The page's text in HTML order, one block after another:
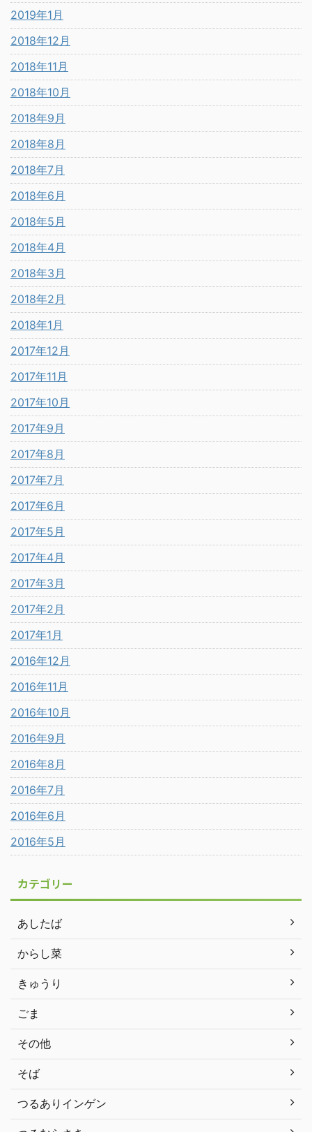
2019年1月
2018年12月
2018年11月
2018年10月
2018年9月
2018年8月
2018年7月
2018年6月
2018年5月
2018年4月
2018年3月
2018年2月
2018年1月
2017年12月
2017年11月
2017年10月
2017年9月
2017年8月
2017年7月
2017年6月
2017年5月
2017年4月
2017年3月
2017年2月
2017年1月
2016年12月
2016年11月
2016年10月
2016年9月
2016年8月
2016年7月
2016年6月
2016年5月
カテゴリー
あしたば
からし菜
きゅうり
ごま
その他
そば
つるありインゲン